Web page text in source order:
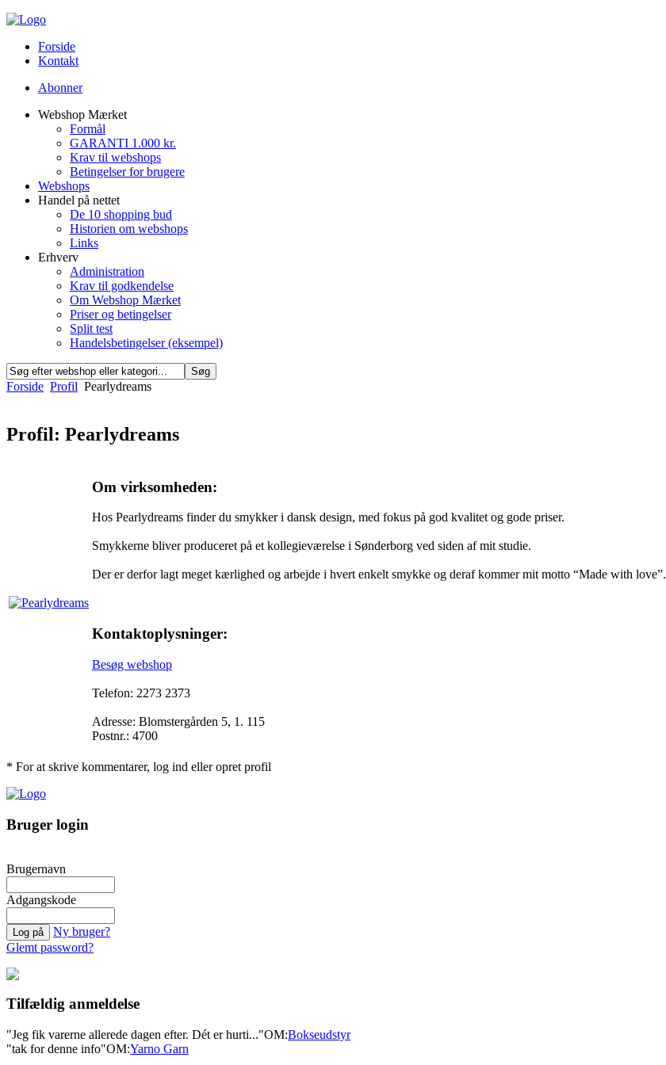
Forside
Kontakt
Abonner
Webshop Mærket
Formål
GARANTI 1.000 kr.
Krav til webshops
Betingelser for brugere
Webshops
Handel på nettet
De 10 shopping bud
Historien om webshops
Links
Erhverv
Administration
Krav til godkendelse
Om Webshop Mærket
Priser og betingelser
Split test
Handelsbetingelser (eksempel)
Forside Profil Pearlydreams
Profil: Pearlydreams
Om virksomheden:
Hos Pearlydreams finder du smykker i dansk design, med fokus på god kvalitet og gode priser.
Smykkerne bliver produceret på et kollegieværelse i Sønderborg ved siden af mit studie.
Der er derfor lagt meget kærlighed og arbejde i hvert enkelt smykke og deraf kommer mit motto “Made with love”.
Kontaktoplysninger:
Besøg webshop
Telefon: 2273 2373
Adresse: Blomstergården 5, 1. 115
Postnr.: 4700
* For at skrive kommentarer, log ind eller opret profil
Bruger login
Brugernavn
Adgangskode
Ny bruger?
Glemt password?
Tilfældig anmeldelse
"Jeg fik varerne allerede dagen efter. Dét er hurti..."OM:Bokseudstyr
"tak for denne info"OM:Yarno Garn